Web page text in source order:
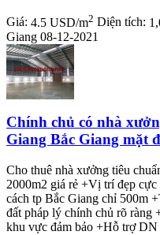
Giá: 4.5 USD/m2 Diện tích:
Giang 08-12-2021
Chính chủ có nhà
Giang Bắc Giang mặt
Cho thuê nhà xưởng tiêu
2000m2 giá rẻ +Vị trí đẹp
cách tp Bắc Giang chỉ 500m
đất pháp lý chính chủ rõ ràng
khu vực đảm bảo +Hỗ trợ DN